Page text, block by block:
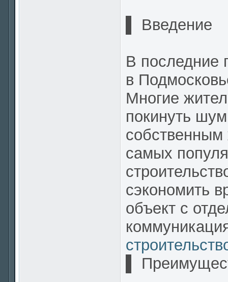
▌ Введение
В последние
в
Многие
покинуть
самых
сэкономить
объект с
▌